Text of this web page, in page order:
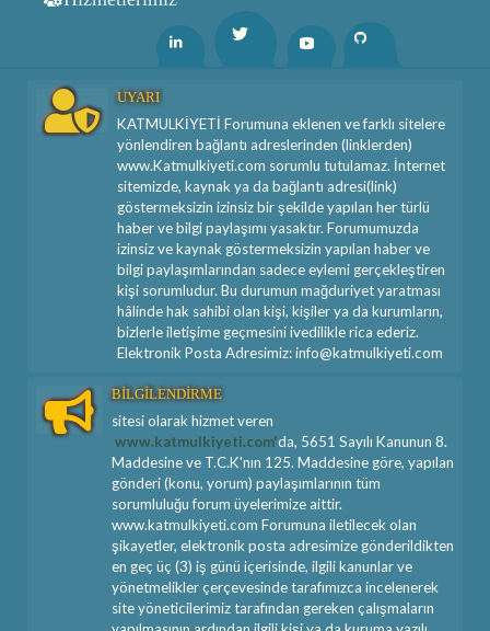
Linkedin Twitter Youtube Github
UYARI
KATMULKİYETİ Forumuna eklenen ve farklı sitelere
yönlendiren bağlantı adreslerinden (linklerden)
www.Katmulkiyeti.com sorumlu tutulamaz. İnternet
sitemizde, kaynak ya da bağlantı adresi(link)
göstermeksizin izinsiz bir şekilde yapılan her türlü
haber ve bilgi paylaşımı yasaktır. Forumumuzda
izinsiz ve kaynak göstermeksizin yapılan haber ve
bilgi paylaşımlarından sadece eylemi gerçekleştiren
kişi sorumludur. Bu durumun mağduriyet yaratması
hâlinde hak sahibi olan kişi, kişiler ya da kurumların,
bizlerle iletişime geçmesini ivedilikle rica ederiz.
Elektronik Posta Adresimiz: info@katmulkiyeti.com
BİLGİLENDİRME
sitesi olarak hizmet veren
www.katmulkiyeti.com'da, 5651 Sayılı Kanunun 8.
Maddesine ve T.C.K'nın 125. Maddesine göre, yapılan
gönderi (konu, yorum) paylaşımlarının tüm
sorumluluğu forum üyelerimize aittir.
www.katmulkiyeti.com Forumuna iletilecek olan
şikayetler, elektronik posta adresimize gönderildikten
en geç üç (3) iş günü içerisinde, ilgili kanunlar ve
yönetmelikler çerçevesinde tarafımızca incelenerek
site yöneticilerimiz tarafından gereken çalışmaların